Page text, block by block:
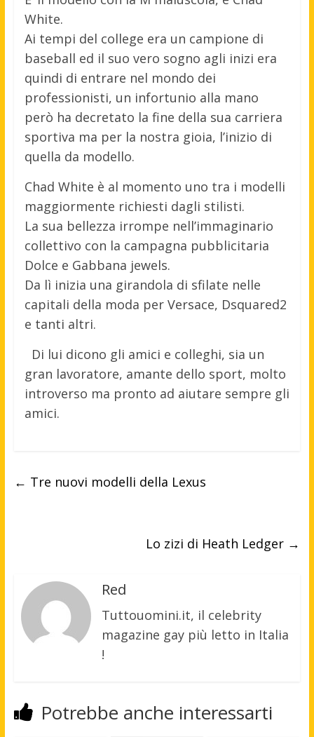
White.
Ai tempi del college era un campione di
baseball ed il suo vero sogno agli inizi era
quindi di entrare nel mondo dei
professionisti, un infortunio alla mano
però ha decretato la fine della sua carriera
sportiva ma per la nostra gioia, l’inizio di
quella da modello.
Chad White è al momento uno tra i modelli
maggiormente richiesti dagli stilisti.
La sua bellezza irrompe nell’immaginario
collettivo con la campagna pubblicitaria
Dolce e Gabbana jewels.
Da lì inizia una girandola di sfilate nelle
capitali della moda per Versace, Dsquared2
e tanti altri.
Di lui dicono gli amici e colleghi, sia un
gran lavoratore, amante dello sport, molto
introverso ma pronto ad aiutare sempre gli
amici.
← Tre nuovi modelli della Lexus
Lo zizi di Heath Ledger →
Red
Tuttouomini.it, il celebrity
magazine gay più letto in Italia
!
Potrebbe anche interessarti